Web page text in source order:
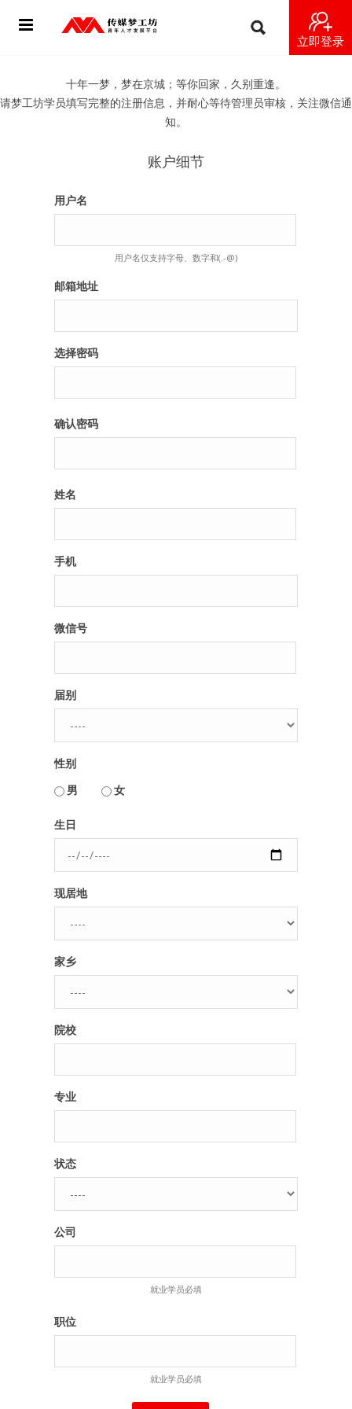
立即登录
用户名或Email
记住我的登录状态
没帐号？注册一个
纪录片2 青年人不同活法
出彩2016
辉煌2013
梦工坊圈
人脉圈
信息圈
品牌的力量
十年一梦，梦在京城；等你回家，久别重逢。
请梦工坊学员填写完整的注册信息，并耐心等待管理员审核，关注微信通
知。
账户细节
用户名
用户名仅支持字母、数字和(.-@)
邮箱地址
选择密码
确认密码
姓名
手机
微信号
届别
性别
男
女
生日
现居地
家乡
院校
专业
状态
公司
就业学员必填
职位
就业学员必填